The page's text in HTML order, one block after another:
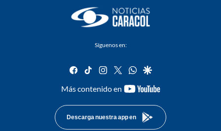
Síguenos en:
facebook
tiktok instagram
twitterwhatsapp
google
Más contenido en
youtube-
Descarga nuestra app en